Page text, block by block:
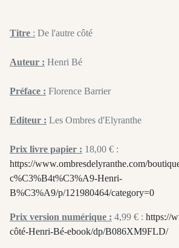
Titre : De l'autre côté
Auteur : Henri Bé
Préface : Florence Barrier
Editeur : Les Ombres d'Elyranthe
Prix livre papier : 18,00 € :
https://www.ombresdelyranthe.com/
c%C3%B4t%C3%A9-Henri-
B%C3%A9/p/121980464/category=0
Prix version numérique : 4,99 € : https://
côté-Henri-Bé-ebook/dp/B086XM9FLD/